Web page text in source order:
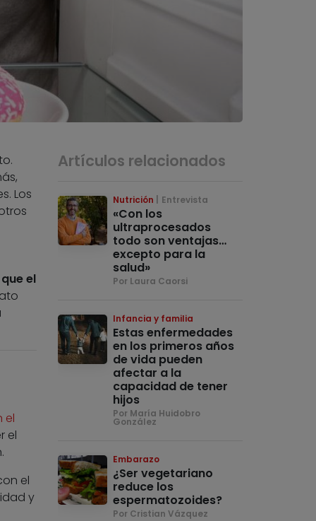
Los
el
el
el
el
y
Artículos relacionados
Nutrición Entrevista
«Con los
ultraprocesados
todo son ventajas…
excepto para la
salud»
Por Laura Caorsi
Infancia y familia
Estas enfermedades
en los primeros años
de vida pueden
afectar a la
capacidad de tener
hijos
Por María Huidobro
González
Embarazo
¿Ser vegetariano
reduce los
espermatozoides?
Por Cristian Vázquez